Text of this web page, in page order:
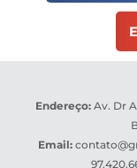
Endereço: Av. Dr
Email: